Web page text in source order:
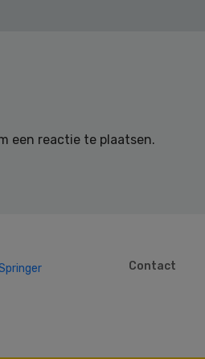
een reactie te plaatsen.
Contact